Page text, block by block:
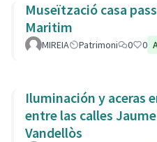
Museïtzació casa
Maritim
MIREIA Patrimoni 0 0
Iluminación y aceras
entre las calles
Vandellòs